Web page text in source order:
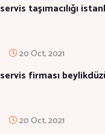
servis taşımacılığı
20 Oct, 2021
servis firması
20 Oct, 2021